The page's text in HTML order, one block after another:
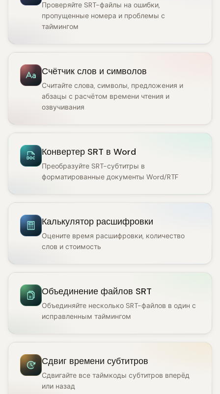
Проверяйте SRT-файлы на ошибки,
пропущенные номера и проблемы с
таймингом
Счётчик слов и символов
Считайте слова, символы, предложения и
абзацы с расчётом времени чтения и
озвучивания
Конвертер SRT в Word
Преобразуйте SRT-субтитры в
форматированные документы Word/RTF
Калькулятор расшифровки
Оцените время расшифровки, количество
слов и стоимость
Объединение файлов SRT
Объединяйте несколько SRT-файлов в один с
исправленным таймингом
Сдвиг времени субтитров
Сдвигайте все таймкоды субтитров вперёд
или назад